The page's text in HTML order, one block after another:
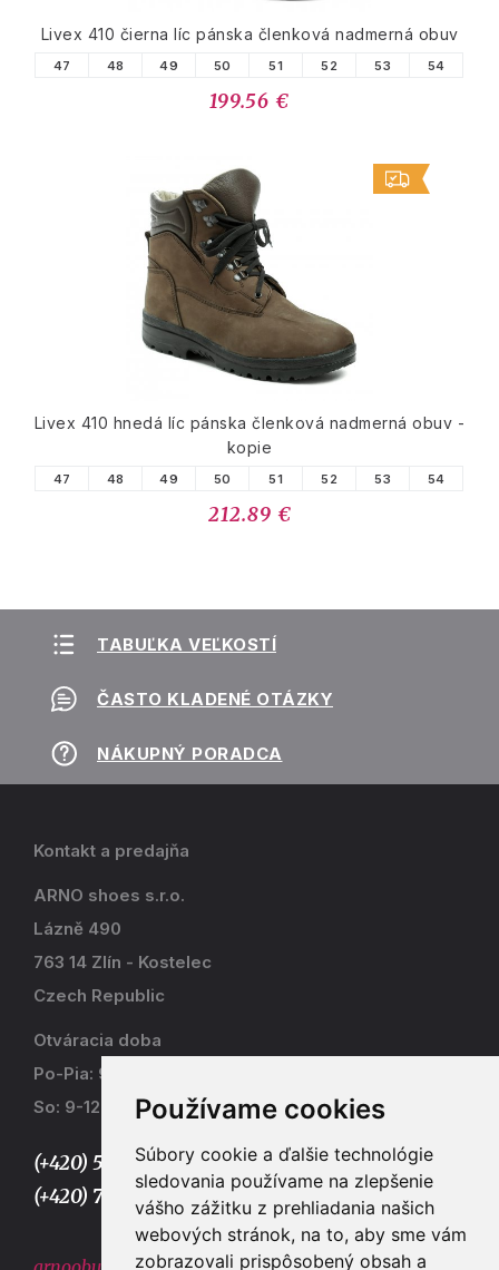
Používame cookies
Súbory cookie a ďalšie technológie
sledovania používame na zlepšenie
vášho zážitku z prehliadania našich
webových stránok, na to, aby sme vám
zobrazovali prispôsobený obsah a
Livex 410 čierna líc pánska členková nadmerná obuv
47 48 49 50 51 52 53 54
199.56 €
Livex 410 hnedá líc pánska členková nadmerná obuv -
kopie
47 48 49 50 51 52 53 54
212.89 €
TABUĽKA VEĽKOSTÍ
ČASTO KLADENÉ OTÁZKY
NÁKUPNÝ PORADCA
Kontakt a predajňa
ARNO shoes s.r.o.
Lázně 490
763 14 Zlín - Kostelec
Czech Republic
Otváracia doba
Po-Pia: 9-17
So: 9-12
(+420) 577 915 036,
(+420) 773 667 390